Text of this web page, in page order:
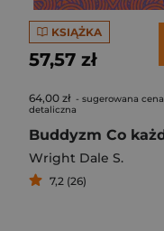
KSIĄŻKA
57,57 zł
64,00 zł - sugerowana cena
detaliczna
Wright Dale S.
7,2 (26)